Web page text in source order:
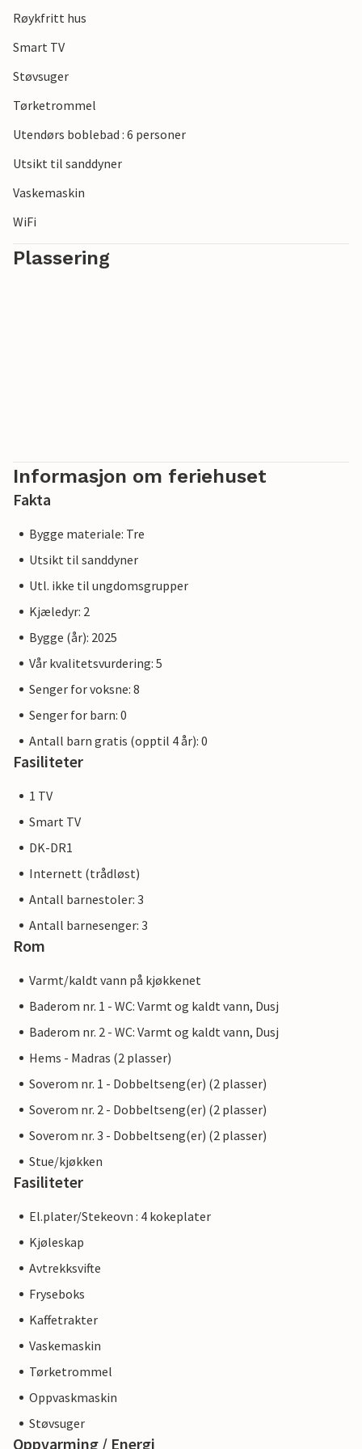
Røykfritt hus
Smart TV
Støvsuger
Tørketrommel
Utendørs boblebad : 6 personer
Utsikt til sanddyner
Vaskemaskin
WiFi
Plassering
Informasjon om feriehuset
Fakta
Bygge materiale: Tre
Utsikt til sanddyner
Utl. ikke til ungdomsgrupper
Kjæledyr: 2
Bygge (år): 2025
Vår kvalitetsvurdering: 5
Senger for voksne: 8
Senger for barn: 0
Antall barn gratis (opptil 4 år): 0
Fasiliteter
1 TV
Smart TV
DK-DR1
Internett (trådløst)
Antall barnestoler: 3
Antall barnesenger: 3
Rom
Varmt/kaldt vann på kjøkkenet
Baderom nr. 1 - WC: Varmt og kaldt vann, Dusj
Baderom nr. 2 - WC: Varmt og kaldt vann, Dusj
Hems - Madras (2 plasser)
Soverom nr. 1 - Dobbeltseng(er) (2 plasser)
Soverom nr. 2 - Dobbeltseng(er) (2 plasser)
Soverom nr. 3 - Dobbeltseng(er) (2 plasser)
Stue/kjøkken
Fasiliteter
El.plater/Stekeovn : 4 kokeplater
Kjøleskap
Avtrekksvifte
Fryseboks
Kaffetrakter
Vaskemaskin
Tørketrommel
Oppvaskmaskin
Støvsuger
Oppvarming / Energi